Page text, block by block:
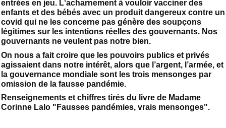
entrées en jeu. L‘acharnement à vouloir vacciner des
enfants et des bébés avec un produit dangereux contre un
covid qui ne les concerne pas génère des soupçons
légitimes sur les intentions réelles des gouvernants. Nos
gouvernants ne veulent pas notre bien.
On nous a fait croire que les pouvoirs publics et privés
agissaient dans notre intérêt, alors que l’argent, l’armée, et
la gouvernance mondiale sont les trois mensonges par
omission de la fausse pandémie.
Renseignements et chiffres tirés du livre de Madame
Corinne Lalo "Fausses pandémies, vrais mensonges".